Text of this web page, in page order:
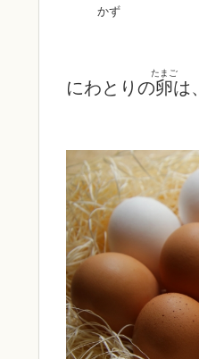
かず
にわとりの卵
たまご
は、